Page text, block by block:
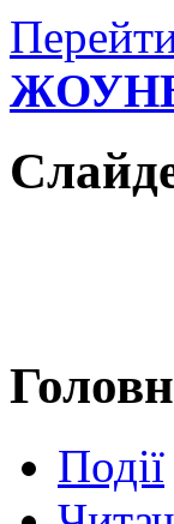
ЖОУНБ
Події